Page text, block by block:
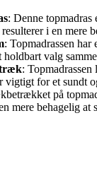
: Denne
i en mere
: Topmadrassen
valg
:
vigtigt for et sundt
på
mere behagelig at